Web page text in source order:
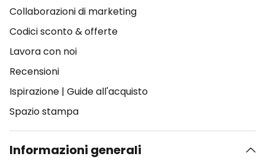
Collaborazioni di marketing
Codici sconto & offerte
Lavora con noi
Recensioni
Ispirazione | Guide all'acquisto
Spazio stampa
Informazioni generali